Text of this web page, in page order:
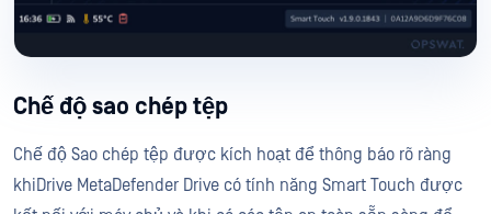
Chế độ sao chép tệp
Chế độ Sao chép tệp được kích hoạt để thông báo rõ ràng
khiDrive MetaDefender Drive có tính năng Smart Touch được